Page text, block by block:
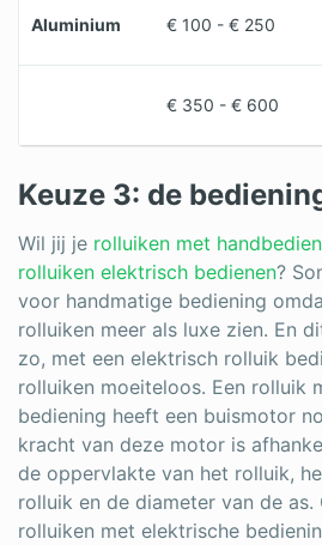
Aluminium € 100 - € 250
€ 350 - € 600
Keuze 3: de
Wil jij je rolluiken met
rolluiken elektrisch bedienen?
voor handmatige bediening
rolluiken meer als luxe zien. En
zo, met een elektrisch rolluik
rolluiken moeiteloos. Een rolluik
bediening heeft een buismotor
kracht van deze motor is
de oppervlakte van het rolluik,
rolluik en de diameter van de as.
rolluiken met elektrische